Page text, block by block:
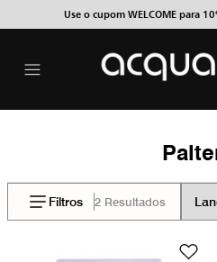
Use o cupom WELCOME para
Filtros 2 Resultados